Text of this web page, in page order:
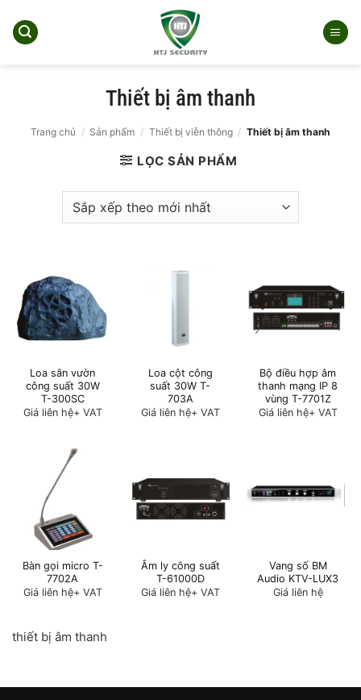
qua
Thiết bị âm thanh
Trang chủ / Sản phẩm / Thiết bị viễn thông / Thiết bị âm thanh
LỌC SẢN PHẨM
Loa sân vườn
công suất 30W
T-300SC
Giá liên hệ+ VAT
Loa cột công
suất 30W T-
703A
Giá liên hệ+ VAT
Bộ điều hợp âm
thanh mạng IP 8
vùng T-7701Z
Giá liên hệ+ VAT
Bàn gọi micro T-
7702A
Giá liên hệ+ VAT
Âm ly công suất
T-61000D
Giá liên hệ+ VAT
Vang số BM
Audio KTV-LUX3
Giá liên hệ
thiết bị âm thanh